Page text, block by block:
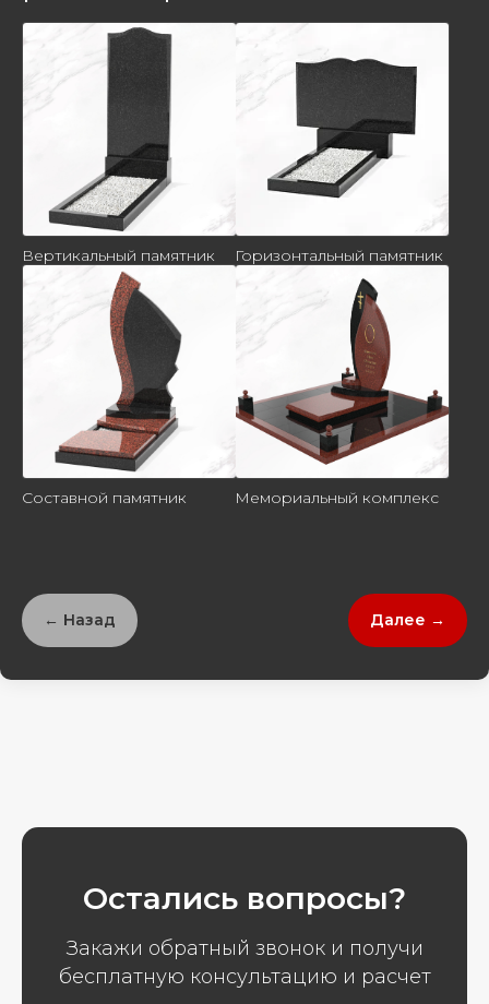
Вертикальный памятник Горизонтальный памятник
Составной памятник Мемориальный комплекс
← Назад Далее →
Остались вопросы?
Закажи обратный звонок и получи
бесплатную консультацию и расчет